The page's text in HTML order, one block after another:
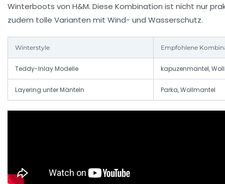
Winterboots von H&M. Diese Kombination ist nicht nur
zudem tolle Varianten mit Wind- und Wasserschutz.
Winterstyle Empfohlene
Teddy-Inlay Modelle kapuzenmantel,
Layering unter Mänteln Parka, Wollmantel